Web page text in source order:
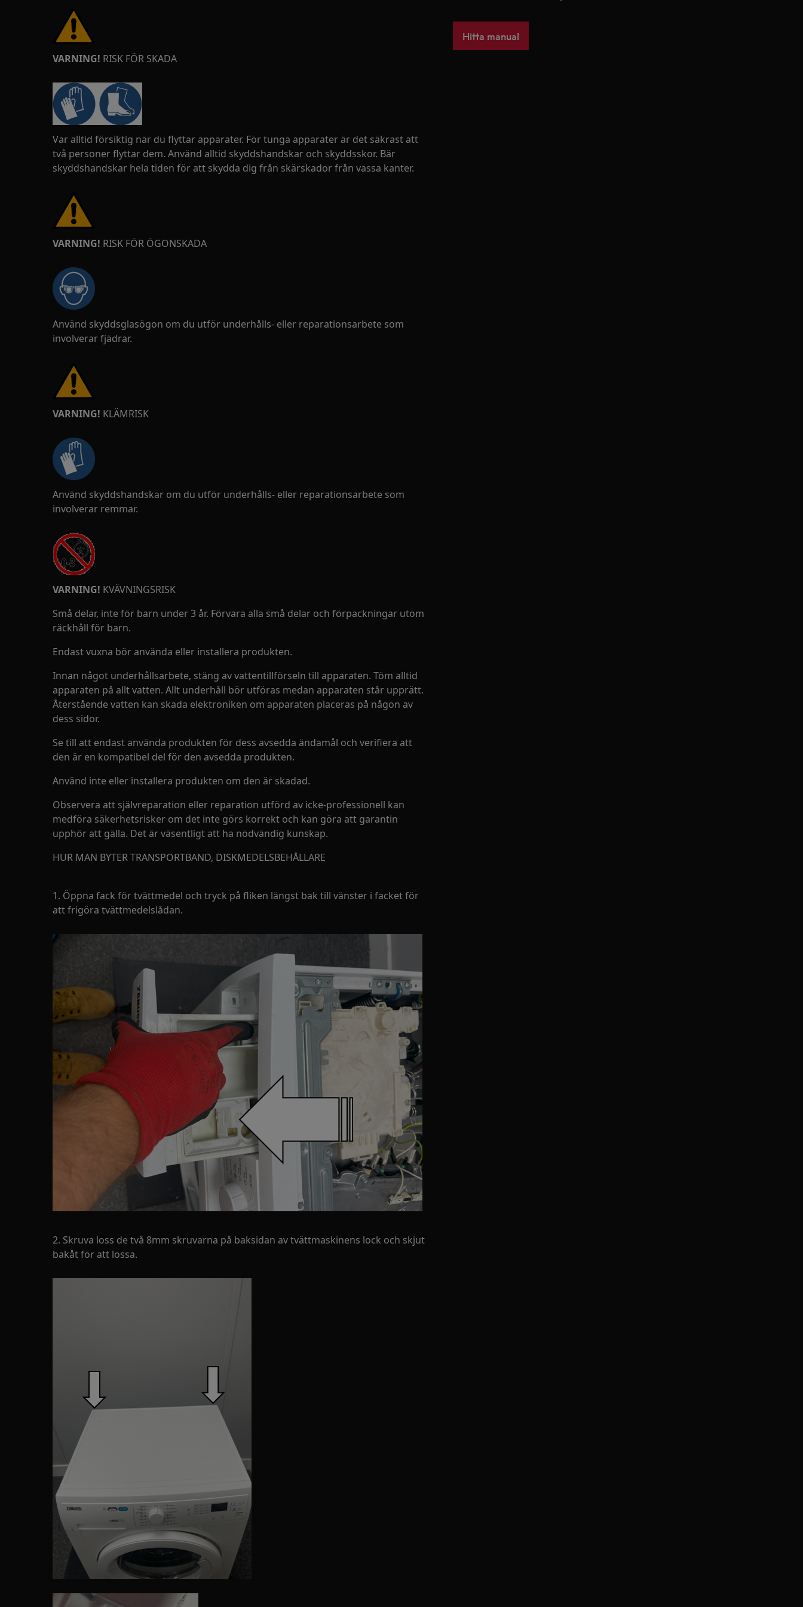
VARNING! RISK FÖR SKADA
Var alltid försiktig när du flyttar apparater. För tunga apparater är det säkrast att
två personer flyttar dem. Använd alltid skyddshandskar och skyddsskor. Bär
skyddshandskar hela tiden för att skydda dig från skärskador från vassa kanter.
VARNING! RISK FÖR ÖGONSKADA
Använd skyddsglasögon om du utför underhålls- eller reparationsarbete som
involverar fjädrar.
VARNING! KLÄMRISK
Använd skyddshandskar om du utför underhålls- eller reparationsarbete som
involverar remmar.
VARNING! KVÄVNINGSRISK
Små delar, inte för barn under 3 år. Förvara alla små delar och förpackningar utom
räckhåll för barn.
Endast vuxna bör använda eller installera produkten.
Innan något underhållsarbete, stäng av vattentillförseln till apparaten. Töm alltid
apparaten på allt vatten. Allt underhåll bör utföras medan apparaten står upprätt.
Återstående vatten kan skada elektroniken om apparaten placeras på någon av
dess sidor.
Se till att endast använda produkten för dess avsedda ändamål och verifiera att
den är en kompatibel del för den avsedda produkten.
Använd inte eller installera produkten om den är skadad.
Observera att självreparation eller reparation utförd av icke-professionell kan
medföra säkerhetsrisker om det inte görs korrekt och kan göra att garantin
upphör att gälla. Det är väsentligt att ha nödvändig kunskap.
HUR MAN BYTER TRANSPORTBAND, DISKMEDELSBEHÅLLARE
1. Öppna fack för tvättmedel och tryck på fliken längst bak till vänster i facket för
att frigöra tvättmedelslådan.
2. Skruva loss de två 8mm skruvarna på baksidan av tvättmaskinens lock och skjut
bakåt för att lossa.
Hitta manual